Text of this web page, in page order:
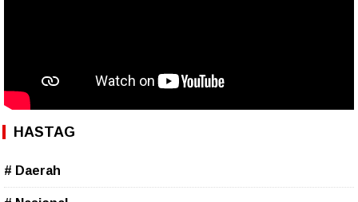
HASTAG
# Daerah